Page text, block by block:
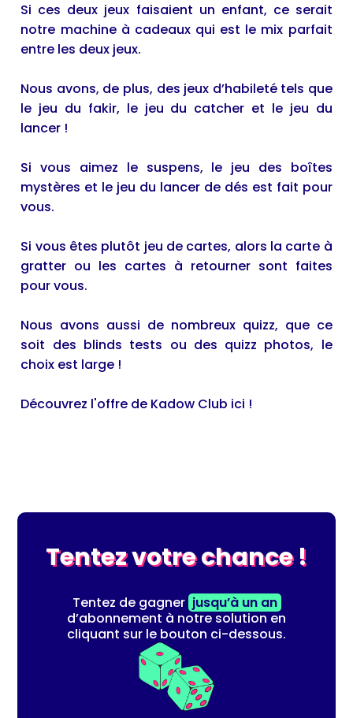
Si ces deux jeux faisaient un enfant, ce serait
notre machine à cadeaux qui est le mix parfait
entre les deux jeux.
Nous avons, de plus, des jeux d’habileté tels que
le jeu du fakir, le jeu du catcher et le jeu du
lancer !
Si vous aimez le suspens, le jeu des boîtes
mystères et le jeu du lancer de dés est fait pour
vous.
Si vous êtes plutôt jeu de cartes, alors la carte à
gratter ou les cartes à retourner sont faites
pour vous.
Nous avons aussi de nombreux quizz, que ce
soit des blinds tests ou des quizz photos, le
choix est large !
Découvrez l'offre de Kadow Club ici !
Tentez votre chance !
Tentez de gagner jusqu’à un an
d’abonnement à notre solution en
cliquant sur le bouton ci-dessous.